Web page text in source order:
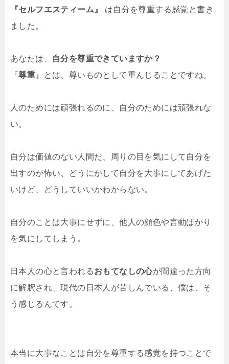
『セルフエスティーム』
は自分を尊重する感覚と書き
ました。
あなたは、
自分を尊重できていますか？
『尊重 』とは、尊いものとして重んじることですね。
人のためには頑張れるのに、自分のためには頑張れな
い。
自分は価値のない人間だ、周りの目を気にして自分を
出すのが怖い、どうにかして自分を大事にしてあげた
いけど、どうしていいかわからない。
自分のことは大事にせずに、他人の顔色や言動ばかり
を気にしてしまう。
日本人の心と言われるおもてなしの心が間違った方向
に解釈され、現代の日本人が苦しんでいる、僕は、そ
う感じるんです。
本当に大事なことは自分を尊重する感覚を持つことで